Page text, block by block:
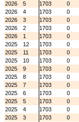
2026
5 1703
0
2026
4 1703
0
2026
3 1703
0
2026
2 1703
0
2026
1 1703
0
2025
12 1703
0
2025
11 1703
0
2025
10 1703
0
2025
9 1703
0
2025
8 1703
0
2025
7 1703
0
2025
6 1703
0
2025
5 1703
0
2025
4 1703
0
2025
3 1703
0